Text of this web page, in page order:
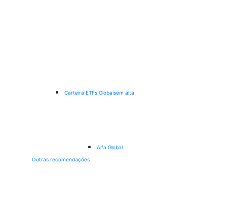
Carteira ETFs Globaisem alta
Alfa Global
Outras recomendações